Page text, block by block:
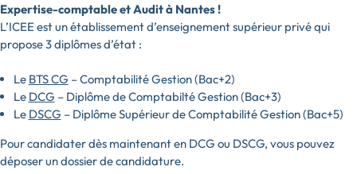
Expertise-comptable et Audit à Nantes !
L’ICEE est un établissement d’enseignement supérieur privé qui
propose 3 diplômes d’état :
Le BTS CG – Comptabilité Gestion (Bac+2)
Le DCG – Diplôme de Comptabilté Gestion (Bac+3)
Le DSCG – Diplôme Supérieur de Comptabilité Gestion (Bac+5)
Pour candidater dès maintenant en DCG ou DSCG, vous pouvez
déposer un dossier de candidature.